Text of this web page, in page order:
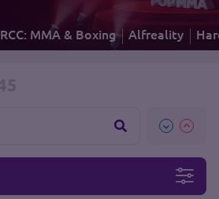
RCC: MMA & Boxing Alfreality